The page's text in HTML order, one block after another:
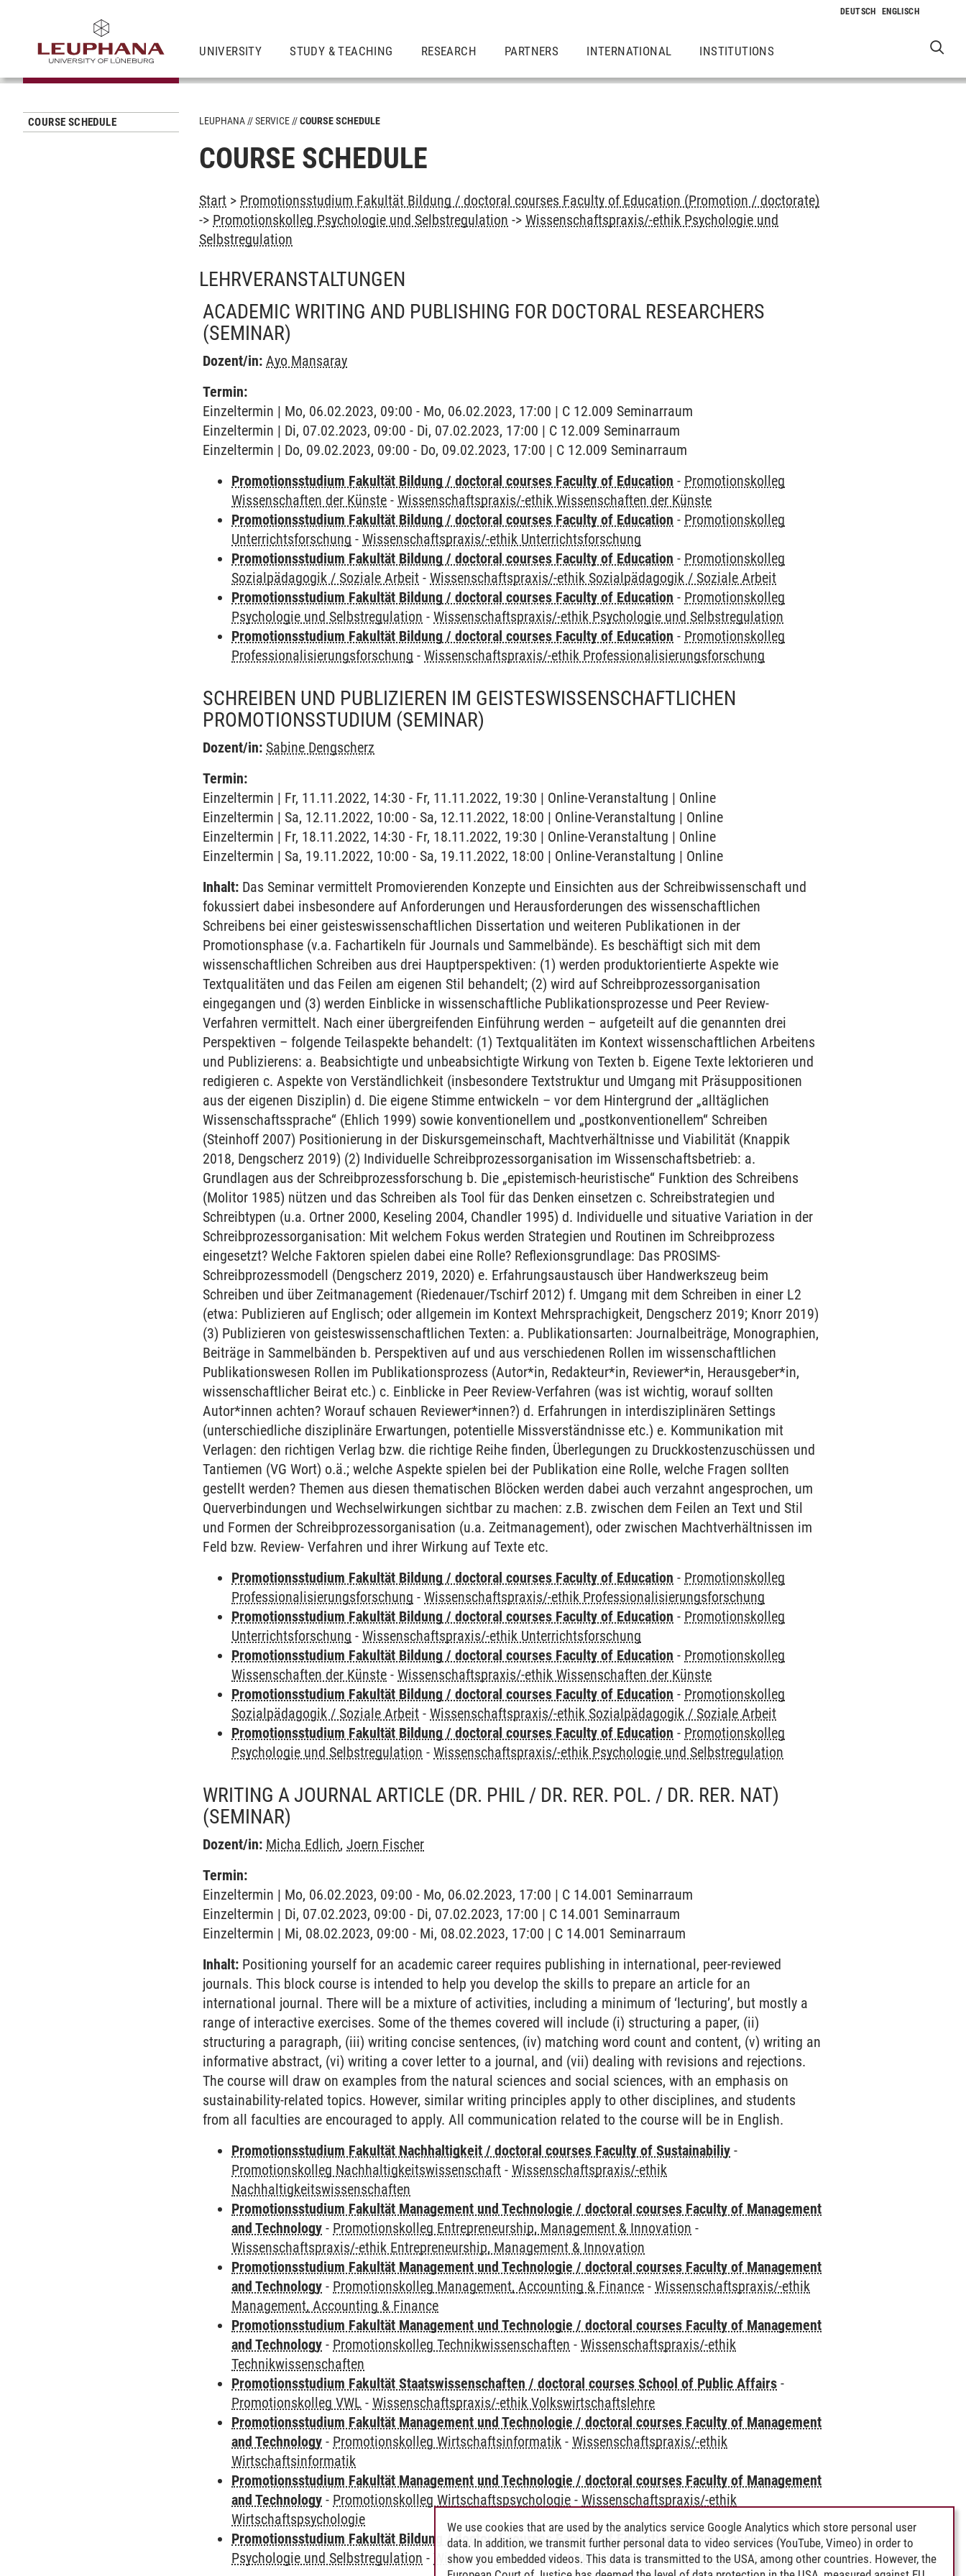
UNIVERSITY STUDY & TEACHING RESEARCH PARTNERS INTERNATIONAL INSTITUTIONS
COURSE SCHEDULE LEUPHANA SERVICE COURSE SCHEDULE
COURSE SCHEDULE
Start > Promotionsstudium Fakultät Bildung / doctoral courses Faculty of Education (Promotion / doctorate)
-> Promotionskolleg Psychologie und Selbstregulation ->Wissenschaftspraxis/-ethik Psychologie und
Selbstregulation
LEHRVERANSTALTUNGEN
ACADEMIC WRITING AND PUBLISHING FOR DOCTORAL RESEARCHERS
(SEMINAR)
Dozent/in: Ayo Mansaray
Termin:
Einzeltermin | Mo, 06.02.2023, 09:00 - Mo, 06.02.2023, 17:00 | C 12.009 Seminarraum
Einzeltermin | Di, 07.02.2023, 09:00 - Di, 07.02.2023, 17:00 | C 12.009 Seminarraum
Einzeltermin | Do, 09.02.2023, 09:00 - Do, 09.02.2023, 17:00 | C 12.009 Seminarraum
Promotionsstudium Fakultät Bildung / doctoral courses Faculty of Education - Promotionskolleg
Wissenschaften der Künste -Wissenschaftspraxis/-ethik Wissenschaften der Künste
Promotionsstudium Fakultät Bildung / doctoral courses Faculty of Education - Promotionskolleg
Unterrichtsforschung -Wissenschaftspraxis/-ethik Unterrichtsforschung
Promotionsstudium Fakultät Bildung / doctoral courses Faculty of Education - Promotionskolleg
Sozialpädagogik / Soziale Arbeit -Wissenschaftspraxis/-ethik Sozialpädagogik / Soziale Arbeit
Promotionsstudium Fakultät Bildung / doctoral courses Faculty of Education - Promotionskolleg
Psychologie und Selbstregulation -Wissenschaftspraxis/-ethik Psychologie und Selbstregulation
Promotionsstudium Fakultät Bildung / doctoral courses Faculty of Education - Promotionskolleg
Professionalisierungsforschung -Wissenschaftspraxis/-ethik Professionalisierungsforschung
SCHREIBEN UND PUBLIZIEREN IM GEISTESWISSENSCHAFTLICHEN
PROMOTIONSSTUDIUM (SEMINAR)
Dozent/in: Sabine Dengscherz
Termin:
Einzeltermin | Fr, 11.11.2022, 14:30 - Fr, 11.11.2022, 19:30 | Online-Veranstaltung | Online
Einzeltermin | Sa, 12.11.2022, 10:00 - Sa, 12.11.2022, 18:00 | Online-Veranstaltung | Online
Einzeltermin | Fr, 18.11.2022, 14:30 - Fr, 18.11.2022, 19:30 | Online-Veranstaltung | Online
Einzeltermin | Sa, 19.11.2022, 10:00 - Sa, 19.11.2022, 18:00 | Online-Veranstaltung | Online
Inhalt: Das Seminar vermittelt Promovierenden Konzepte und Einsichten aus der Schreibwissenschaft und
fokussiert dabei insbesondere auf Anforderungen und Herausforderungen des wissenschaftlichen
Schreibens bei einer geisteswissenschaftlichen Dissertation und weiteren Publikationen in der
Promotionsphase (v.a. Fachartikeln für Journals und Sammelbände). Es beschäftigt sich mit dem
wissenschaftlichen Schreiben aus drei Hauptperspektiven: (1) werden produktorientierte Aspekte wie
Textqualitäten und das Feilen am eigenen Stil behandelt; (2) wird auf Schreibprozessorganisation
eingegangen und (3) werden Einblicke in wissenschaftliche Publikationsprozesse und Peer Review-
Verfahren vermittelt. Nach einer übergreifenden Einführung werden – aufgeteilt auf die genannten drei
Perspektiven – folgende Teilaspekte behandelt: (1) Textqualitäten im Kontext wissenschaftlichen Arbeitens
und Publizierens: a. Beabsichtigte und unbeabsichtigte Wirkung von Texten b. Eigene Texte lektorieren und
redigieren c. Aspekte von Verständlichkeit (insbesondere Textstruktur und Umgang mit Präsuppositionen
aus der eigenen Disziplin) d. Die eigene Stimme entwickeln – vor dem Hintergrund der „alltäglichen
Wissenschaftssprache“ (Ehlich 1999) sowie konventionellem und „postkonventionellem“ Schreiben
(Steinhoff 2007) Positionierung in der Diskursgemeinschaft, Machtverhältnisse und Viabilität (Knappik
2018, Dengscherz 2019) (2) Individuelle Schreibprozessorganisation im Wissenschaftsbetrieb: a.
Grundlagen aus der Schreibprozessforschung b. Die „epistemisch-heuristische“ Funktion des Schreibens
(Molitor 1985) nützen und das Schreiben als Tool für das Denken einsetzen c. Schreibstrategien und
Schreibtypen (u.a. Ortner 2000, Keseling 2004, Chandler 1995) d. Individuelle und situative Variation in der
Schreibprozessorganisation: Mit welchem Fokus werden Strategien und Routinen im Schreibprozess
eingesetzt? Welche Faktoren spielen dabei eine Rolle? Reflexionsgrundlage: Das PROSIMS-
Schreibprozessmodell (Dengscherz 2019, 2020) e. Erfahrungsaustausch über Handwerkszeug beim
Schreiben und über Zeitmanagement (Riedenauer/Tschirf 2012) f. Umgang mit dem Schreiben in einer L2
(etwa: Publizieren auf Englisch; oder allgemein im Kontext Mehrsprachigkeit, Dengscherz 2019; Knorr 2019)
(3) Publizieren von geisteswissenschaftlichen Texten: a. Publikationsarten: Journalbeiträge, Monographien,
Beiträge in Sammelbänden b. Perspektiven auf und aus verschiedenen Rollen im wissenschaftlichen
Publikationswesen Rollen im Publikationsprozess (Autor*in, Redakteur*in, Reviewer*in, Herausgeber*in,
wissenschaftlicher Beirat etc.) c. Einblicke in Peer Review-Verfahren (was ist wichtig, worauf sollten
Autor*innen achten? Worauf schauen Reviewer*innen?) d. Erfahrungen in interdisziplinären Settings
(unterschiedliche disziplinäre Erwartungen, potentielle Missverständnisse etc.) e. Kommunikation mit
Verlagen: den richtigen Verlag bzw. die richtige Reihe finden, Überlegungen zu Druckkostenzuschüssen und
Tantiemen (VG Wort) o.ä.; welche Aspekte spielen bei der Publikation eine Rolle, welche Fragen sollten
gestellt werden? Themen aus diesen thematischen Blöcken werden dabei auch verzahnt angesprochen, um
Querverbindungen und Wechselwirkungen sichtbar zu machen: z.B. zwischen dem Feilen an Text und Stil
und Formen der Schreibprozessorganisation (u.a. Zeitmanagement), oder zwischen Machtverhältnissen im
Feld bzw. Review- Verfahren und ihrer Wirkung auf Texte etc.
Promotionsstudium Fakultät Bildung / doctoral courses Faculty of Education - Promotionskolleg
Professionalisierungsforschung -Wissenschaftspraxis/-ethik Professionalisierungsforschung
Promotionsstudium Fakultät Bildung / doctoral courses Faculty of Education - Promotionskolleg
Unterrichtsforschung -Wissenschaftspraxis/-ethik Unterrichtsforschung
Promotionsstudium Fakultät Bildung / doctoral courses Faculty of Education - Promotionskolleg
Wissenschaften der Künste -Wissenschaftspraxis/-ethik Wissenschaften der Künste
Promotionsstudium Fakultät Bildung / doctoral courses Faculty of Education - Promotionskolleg
Sozialpädagogik / Soziale Arbeit -Wissenschaftspraxis/-ethik Sozialpädagogik / Soziale Arbeit
Promotionsstudium Fakultät Bildung / doctoral courses Faculty of Education - Promotionskolleg
Psychologie und Selbstregulation -Wissenschaftspraxis/-ethik Psychologie und Selbstregulation
WRITING A JOURNAL ARTICLE (DR. PHIL / DR. RER. POL. / DR. RER. NAT)
(SEMINAR)
Dozent/in: Micha Edlich,Joern Fischer
Termin:
Einzeltermin | Mo, 06.02.2023, 09:00 - Mo, 06.02.2023, 17:00 | C 14.001 Seminarraum
Einzeltermin | Di, 07.02.2023, 09:00 - Di, 07.02.2023, 17:00 | C 14.001 Seminarraum
Einzeltermin | Mi, 08.02.2023, 09:00 - Mi, 08.02.2023, 17:00 | C 14.001 Seminarraum
Inhalt: Positioning yourself for an academic career requires publishing in international, peer-reviewed
journals. This block course is intended to help you develop the skills to prepare an article for an
international journal. There will be a mixture of activities, including a minimum of ‘lecturing’, but mostly a
range of interactive exercises. Some of the themes covered will include (i) structuring a paper, (ii)
structuring a paragraph, (iii) writing concise sentences, (iv) matching word count and content, (v) writing an
informative abstract, (vi) writing a cover letter to a journal, and (vii) dealing with revisions and rejections.
The course will draw on examples from the natural sciences and social sciences, with an emphasis on
sustainability-related topics. However, similar writing principles apply to other disciplines, and students
from all faculties are encouraged to apply. All communication related to the course will be in English.
Promotionsstudium Fakultät Nachhaltigkeit / doctoral courses Faculty of Sustainabiliy -
Promotionskolleg Nachhaltigkeitswissenschaft -Wissenschaftspraxis/-ethik
Nachhaltigkeitswissenschaften
Promotionsstudium Fakultät Management und Technologie / doctoral courses Faculty of Management
and Technology - Promotionskolleg Entrepreneurship, Management & Innovation -
Wissenschaftspraxis/-ethik Entrepreneurship, Management & Innovation
Promotionsstudium Fakultät Management und Technologie / doctoral courses Faculty of Management
and Technology - Promotionskolleg Management, Accounting & Finance -Wissenschaftspraxis/-ethik
Management, Accounting & Finance
Promotionsstudium Fakultät Management und Technologie / doctoral courses Faculty of Management
and Technology - Promotionskolleg Technikwissenschaften -Wissenschaftspraxis/-ethik
Technikwissenschaften
Promotionsstudium Fakultät Staatswissenschaften / doctoral courses School of Public Affairs -
Promotionskolleg VWL -Wissenschaftspraxis/-ethik Volkswirtschaftslehre
Promotionsstudium Fakultät Management und Technologie / doctoral courses Faculty of Management
and Technology - Promotionskolleg Wirtschaftsinformatik -Wissenschaftspraxis/-ethik
Wirtschaftsinformatik
Promotionsstudium Fakultät Management und Technologie / doctoral courses Faculty of Management
and Technology - Promotionskolleg Wirtschaftspsychologie -Wissenschaftspraxis/-ethik
Wirtschaftspsychologie
Promotionsstudium Fakultät Bildung / doctoral courses Faculty of Education-Promotionskolleg
Psychologie und Selbstregulation -Wissenschaftspraxis/-ethik Psychologie und Selbstregulation
We use cookies that are used by the analytics service Google Analytics which store personal user
data. In addition, we transmit further personal data to video services (YouTube, Vimeo) in order to
show you embedded videos. This data is transmitted to the USA, among other countries. However, the